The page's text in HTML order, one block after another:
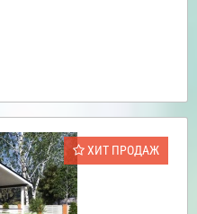
ХИТ ПРОДАЖ